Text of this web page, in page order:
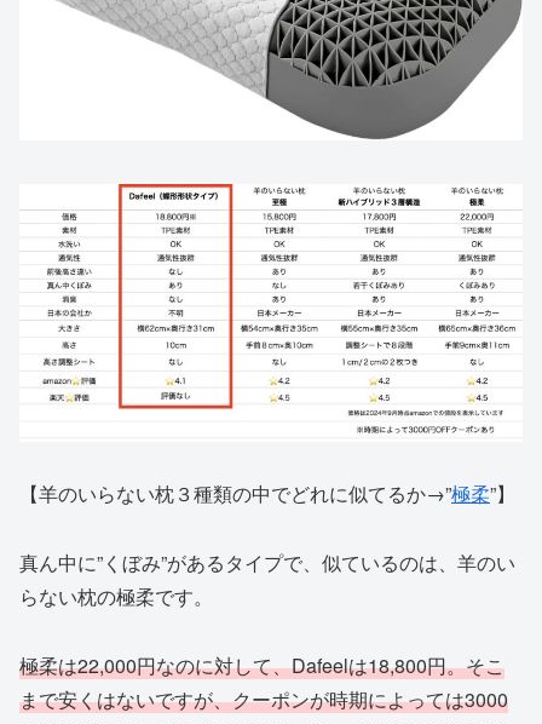
【羊のいらない枕３種類の中でどれに似てるか→”極柔”】
真ん中に”くぼみ”があるタイプで、似ているのは、羊のい
らない枕の極柔です。
極柔は22,000円なのに対して、Dafeelは18,800円。そこ
まで安くはないですが、クーポンが時期によっては3000